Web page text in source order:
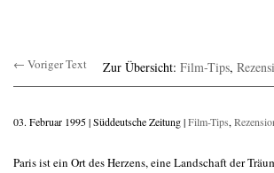
← Voriger Text Zur Übersicht: Film-Tips,
03. Februar 1995 | Süddeutsche Zeitung |Film-Tips,
Paris ist ein Ort des Herzens, eine Landschaft der